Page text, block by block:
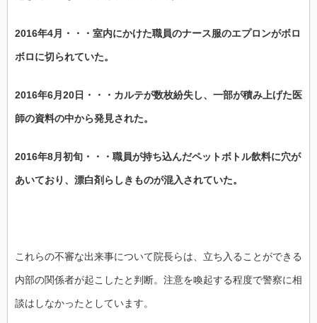
2016年4月・・・室内にかけた職員のナース服のエプロンがボロ
ボロに切られていた。
2016年6月20日・・・カルテが数枚紛失し、一部が積み上げた医
師の資料の中から発見された。
2016年8月初旬・・・職員が持ち込んだペットボトル飲料に穴が
あいており、漂白剤らしきものが混入されていた。
これらの不審な出来事について院長らは、立ち入ることができる
内部の関係者が起こしたと判断。注意を喚起する程度で警察に相
談はしなかったとしています。